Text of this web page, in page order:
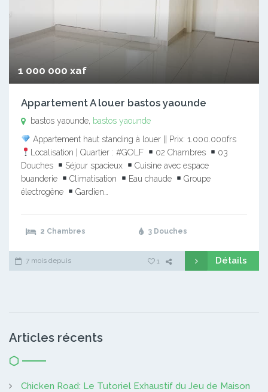
1 000 000 xaf
Appartement A louer bastos yaounde
bastos yaounde, bastos yaounde
Appartement haut standing à louer || Prix: 1.000.000frs
Localisation | Quartier : #GOLF
02 Chambres
03
Douches
Séjour spacieux
Cuisine avec espace
buanderie
Climatisation Eau chaude
Groupe
électrogène
Gardien…
2 Chambres 3 Douches
7 mois depuis 1 Détails
Articles récents
Chicken Road: Le Tutoriel Exhaustif du Jeu de Maison